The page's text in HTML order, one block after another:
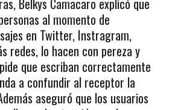
al momento de
en Twitter, Instragram,
redes, lo hacen con pereza y
que escriban correctamente
a confundir al receptor la
aseguró que los usuarios